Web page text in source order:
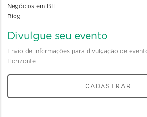
Negócios em BH
Blog
Divulgue seu evento
Envio de informações para divulgação de
Horizonte
CADASTRAR